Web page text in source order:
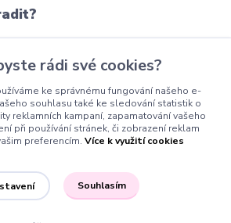
rádi své cookies?
ke správnému fungování našeho e-
souhlasu také ke sledování statistik o
reklamních kampaní, zapamatování vašeho
při používání stránek, či zobrazení reklam
preferencím. Více k využití cookies
Souhlasím